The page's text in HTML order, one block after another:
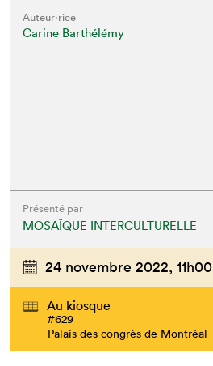
Auteur·rice
Carine Barthélémy
Présenté par
MOSAÏQUE INTERCULTURELLE
24 novembre 2022, 11h00
Au kiosque
#629
Palais des congrès de Montréal